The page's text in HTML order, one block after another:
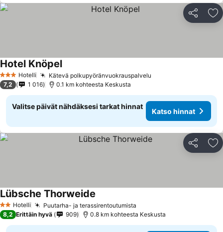
Jaa
3 Tähtiluokitus
Hotelli Kätevä polkupyöränvuokrauspalvelu
Hotel KnöpelKatso hinnat
7,2 1 016 0.1 km kohteesta Keskusta
Valitse päivät nähdäksesi tarkat hinnat
Katso hinnat
Jaa
2 Tähtiluokitus
Hotelli Puutarha- ja terassirentoutumista
Lübsche Thorweide
8,2 Erittäin hyvä 909 0.8 km kohteesta Keskusta